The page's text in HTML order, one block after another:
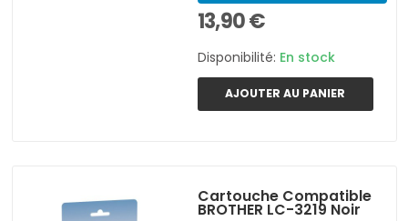
13,90 €
Disponibilité: En stock
AJOUTER AU PANIER
Cartouche Compatible
BROTHER LC-3219 Noir